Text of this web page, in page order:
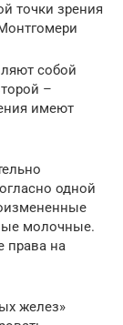
точки зрения
собой
–
имеют
одной
молочные.
права на
желез»